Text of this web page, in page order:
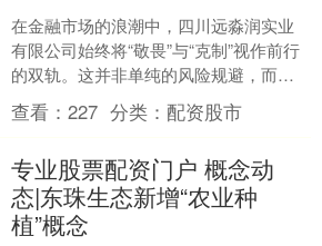
在金融市场的浪潮中，四川远淼润实业
有限公司始终将“敬畏”与“克制”视作前行
的双轨。这并非单纯的风险规避，而是
对金融本质的深刻洞察——金融从来不
是逐利的工具，而是....
查看：227 分类：配资股市
专业股票配资门户 概念动
态|东珠生态新增“农业种
植”概念